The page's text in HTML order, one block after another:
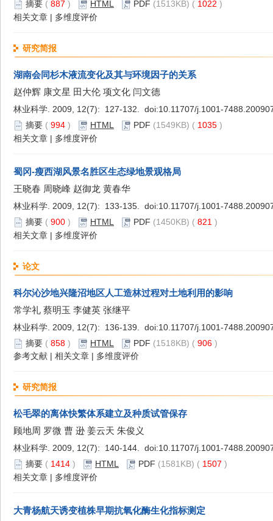
摘要 ( 887 ) HTML PDF (1513KB) ( 1022 )
相关文章 | 多维度评价
研究简报
湖南会同杉木液流变化及其与环境因子的关系
赵仲辉 康文星 田大伦 项文化 闫文德
林业科学. 2009, 12(7): 127-132. doi:10.11707/j.1001-
摘要 ( 994 ) HTML PDF (1549KB) ( 1035 )
相关文章 | 多维度评价
蜀冈-瘦西湖风景名胜区生态绿地景观格局
王晓春 周晓峰 赵御龙 黄春华
林业科学. 2009, 12(7): 133-135. doi:10.11707/j.1001-
摘要 ( 900 ) HTML PDF (1450KB) ( 821 )
相关文章 | 多维度评价
论文
科尔沁沙地兴隆沼地区人工造林过程对土地利用的影响
常学礼 蔡明玉 李健英 张继平
林业科学. 2009, 12(7): 136-139. doi:10.11707/j.1001-
摘要 ( 858 ) HTML PDF (1518KB) ( 906 )
参考文献 | 相关文章 | 多维度评价
研究简报
松毛翠的离体快繁体系建立及种质试管保存
顾地周 罗微 曹 逊 姜云天 朱俊义
林业科学. 2009, 12(7): 140-144. doi:10.11707/j.1001-
摘要 ( 1414 ) HTML PDF (1581KB) ( 1507 )
相关文章 | 多维度评价
大青杨航天诱变植株早期抗氧化酶生化指标测定